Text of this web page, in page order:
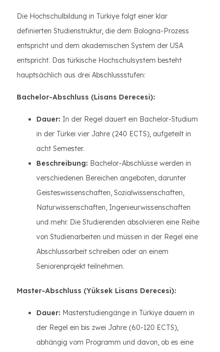
Die Hochschulbildung in Türkiye folgt einer klar
definierten Studienstruktur, die dem Bologna-Prozess
entspricht und dem akademischen System der USA
entspricht. Das türkische Hochschulsystem besteht
hauptsächlich aus drei Abschlussstufen:
Bachelor-Abschluss (Lisans Derecesi):
Dauer: In der Regel dauert ein Bachelor-Studium
in der Türkei vier Jahre (240 ECTS), aufgeteilt in
acht Semester.
Beschreibung: Bachelor-Abschlüsse werden in
verschiedenen Bereichen angeboten, darunter
Geisteswissenschaften, Sozialwissenschaften,
Naturwissenschaften, Ingenieurwissenschaften
und mehr. Die Studierenden absolvieren eine Reihe
von Studienarbeiten und müssen in der Regel eine
Abschlussarbeit schreiben oder an einem
Seniorenprojekt teilnehmen.
Master-Abschluss (Yüksek Lisans Derecesi):
Dauer: Masterstudiengänge in Türkiye dauern in
der Regel ein bis zwei Jahre (60-120 ECTS),
abhängig vom Programm und davon, ob es eine